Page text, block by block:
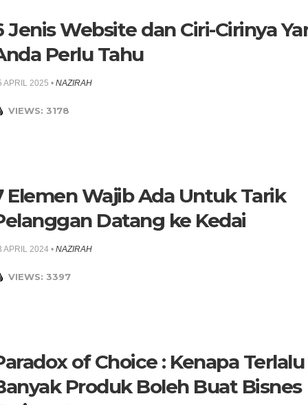
Jenis Website dan Ciri-Cirinya
Perlu Tahu
APRIL 2025 • NAZIRAH
VIEWS: 3178
Elemen Wajib Ada Untuk Tarik
Datang ke Kedai
APRIL 2024 • NAZIRAH
VIEWS: 3397
of Choice : Kenapa Terlalu
Produk Boleh Buat Bisnes